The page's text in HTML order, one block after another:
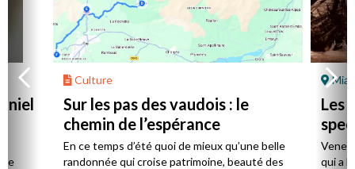
Culture
Sur les pas des vaudois : le
chemin de l’espérance
En ce temps d’été quoi de mieux qu’une belle
randonnée qui croise patrimoine, beauté des
Les
qui a